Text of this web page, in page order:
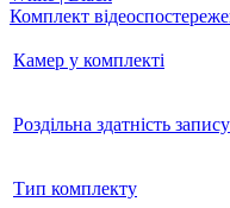
Комплект
Камер у комплекті
Роздільна здатність запису
Тип комплекту